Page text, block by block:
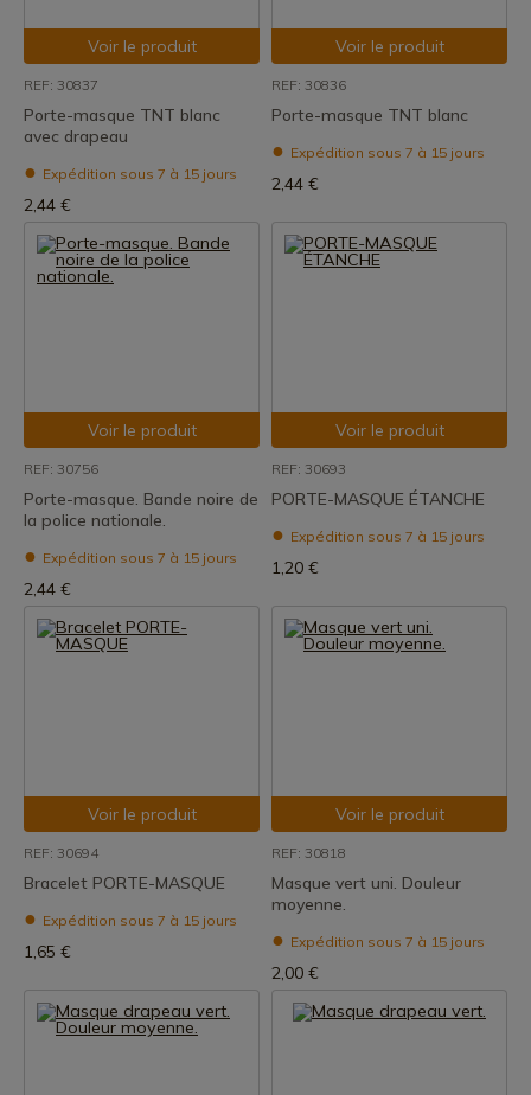
Voir le produit
REF: 30837
Porte-masque TNT blanc
avec drapeau
Expédition sous 7 à 15 jours
2,44 €
Voir le produit
REF: 30836
Porte-masque TNT blanc
Expédition sous 7 à 15 jours
2,44 €
Voir le produit
REF: 30756
Porte-masque. Bande noire de
la police nationale.
Expédition sous 7 à 15 jours
2,44 €
Voir le produit
REF: 30693
PORTE-MASQUE ÉTANCHE
Expédition sous 7 à 15 jours
1,20 €
Voir le produit
REF: 30694
Bracelet PORTE-MASQUE
Expédition sous 7 à 15 jours
1,65 €
Voir le produit
REF: 30818
Masque vert uni. Douleur
moyenne.
Expédition sous 7 à 15 jours
2,00 €